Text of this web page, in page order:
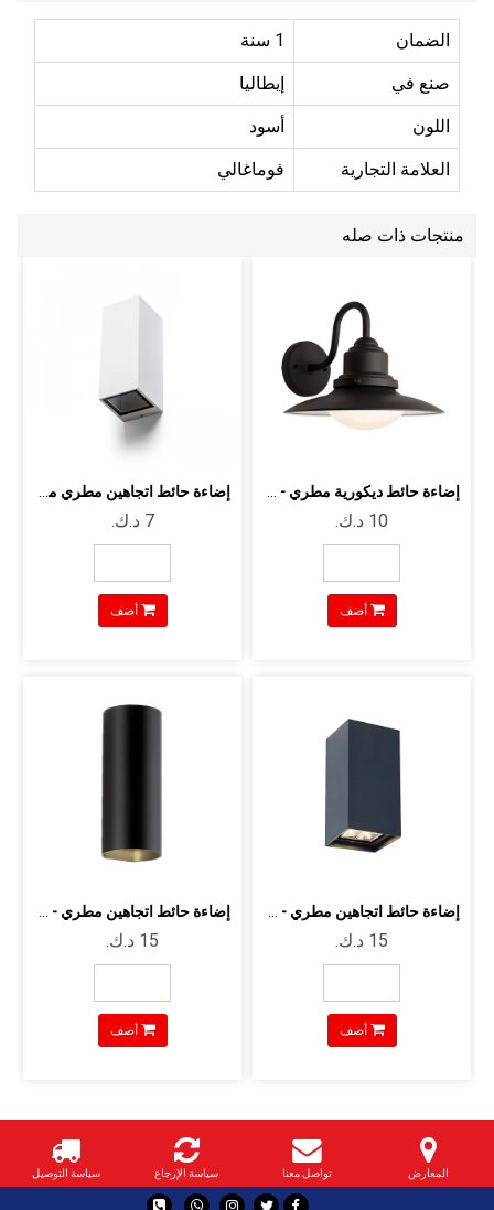
الضمان 1 سنة
صنع في إيطاليا
اللون أسود
العلامة التجارية فوماغالي
منتجات ذات صله
أضف
إضاءة حائط اتجاهين مطري مع هولدر GU1...
‏7 د.ك.‏
أضف
أضف أضف
المعارض تواصل معنا سياسة الإرجاع سياسة التوصيل